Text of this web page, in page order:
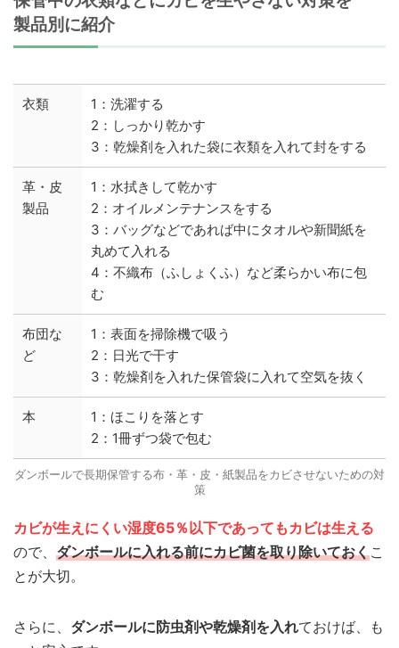
製品別に紹介
衣類
1：洗濯する
2：しっかり乾かす
3：乾燥剤を入れた袋に衣類を入れて封をする
革・皮
製品
1：水拭きして乾かす
2：オイルメンテナンスをする
3：バッグなどであれば中にタオルや新聞紙を
丸めて入れる
4：不織布（ふしょくふ）など柔らかい布に包
む
布団な
ど
1：表面を掃除機で吸う
2：日光で干す
3：乾燥剤を入れた保管袋に入れて空気を抜く
本
1：ほこりを落とす
2：1冊ずつ袋で包む
ダンボールで長期保管する布・革・皮・紙製品をカビさせないための対
策
カビが生えにくい湿度65％以下であってもカビは生える
ので、 ダンボールに入れる前にカビ菌を取り除いておくこ
とが大切。
さらに、 ダンボールに防虫剤や乾燥剤を入れておけば、も